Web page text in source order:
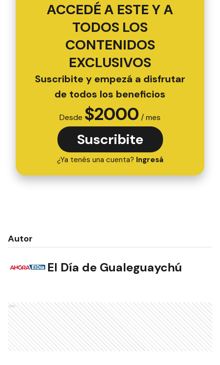
ACCEDÉ A ESTE Y A
TODOS LOS
CONTENIDOS
EXCLUSIVOS
Suscribite y empezá a disfrutar
de todos los beneficios
Desde $2000 / mes
Suscribite
¿Ya tenés una cuenta? Ingresá
Autor
El Día de Gualeguaychú
Ads